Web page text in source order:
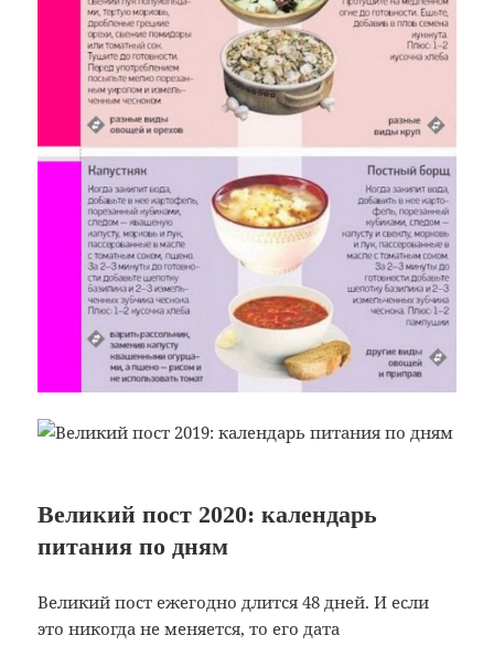
Великий пост 2020: календарь
питания по дням
Великий пост ежегодно длится 48 дней. И если
это никогда не меняется, то его дата